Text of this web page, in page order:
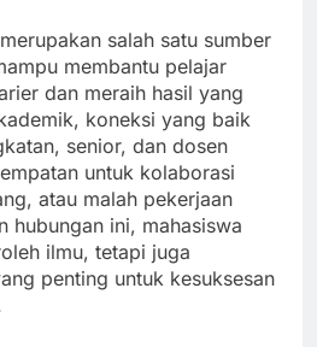
salah satu sumber
membantu pelajar
dan meraih hasil yang
koneksi yang baik
senior, dan dosen
untuk kolaborasi
atau malah pekerjaan
hubungan ini, mahasiswa
ilmu, tetapi juga
penting untuk kesuksesan